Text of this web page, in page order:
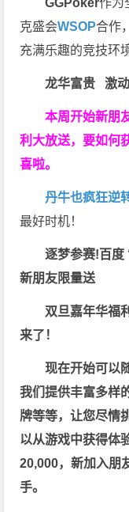
克盛会WSOP合作
充满乐趣的竞技环
龙华富贵 激动
本周开始新朋
利大放送，要如何
喜啦。
丹牛也疯狂逆
最好时机！
逐梦参赛!百度
新朋友限量送
双旦嘉年华福
来了！
现在开始可以
我们提供丰富多样
牌等等，让您尽情
以从游戏中获得体
20,000，新加入朋
手。